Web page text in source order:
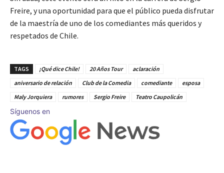
Freire, y una oportunidad para que el público pueda disfrutar
de la maestría de uno de los comediantes más queridos y
respetados de Chile.
TAGS ¡Qué dice Chile! 20 Años Tour
aclaración
aniversario de relación
Club de la Comedia comediante
esposa
Maly Jorquiera
rumores Sergio Freire Teatro Caupolicán
Síguenos en